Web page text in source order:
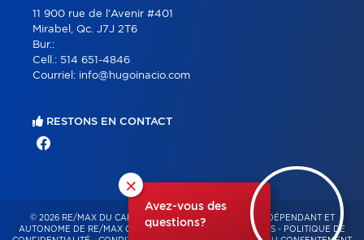
×
Avez-vous des
questions?
11 900 rue de l'Avenir #401
Mirabel, Qc. J7J 2T6
Bur.:
Cell.: 514 651-4846
Courriel: info@hugoinacio.com
RESTONS EN CONTACT
© 2026 RE/MAX DU CARTIER BONJOUR – FRANCHISÉ INDÉPENDANT ET
AUTONOME DE RE/MAX QUÉBEC – TOUS DROITS RÉSERVÉS - POLITIQUE DE